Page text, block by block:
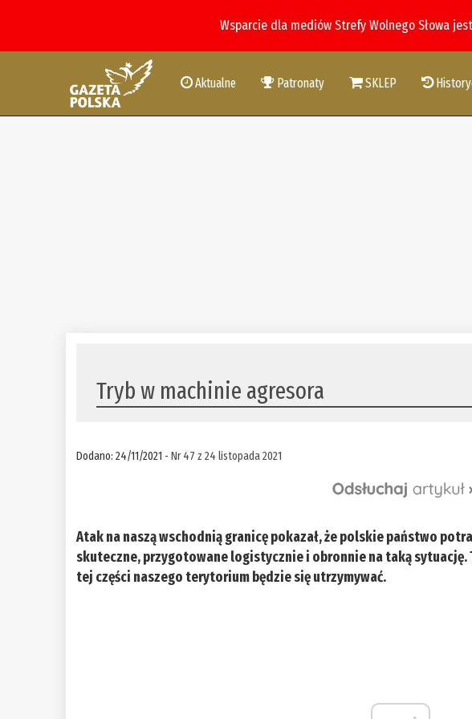
Wsparcie dla mediów Strefy Wolnego Słowa
Aktualne Patronaty SKLEP
Tryb w machinie agresora
Dodano: 24/11/2021 -Nr 47 z 24 listopada 2021
Atak na naszą wschodnią granicę pokazał, że polskie państwo
skuteczne, przygotowane logistycznie i obronnie na taką sytuację.
tej części naszego terytorium będzie się utrzymywać.